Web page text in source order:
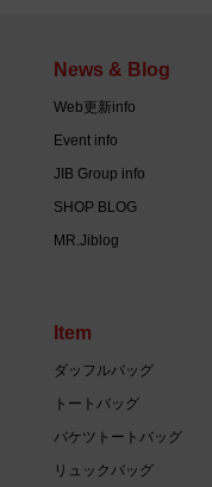
News & Blog
Web更新info
Event info
JIB Group info
SHOP BLOG
MR.Jiblog
Item
ダッフルバッグ
トートバッグ
バケツトートバッグ
リュックバッグ